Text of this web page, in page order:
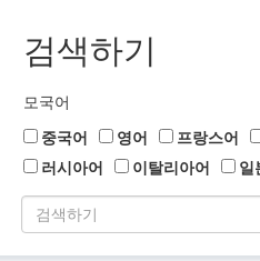
검색하기
모국어
중국어
영어 프랑스어
러시아어
이탈리아어 일